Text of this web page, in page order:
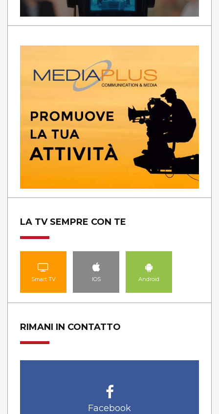
LA TV SEMPRE CON TE
Smart TV IOS Android
RIMANI IN CONTATTO
Facebook